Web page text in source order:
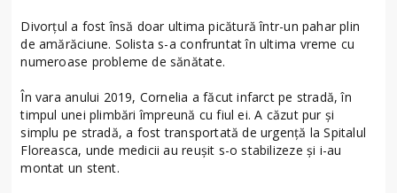
Divorțul a fost însă doar ultima picătură într-un pahar plin
de amărăciune. Solista s-a confruntat în ultima vreme cu
numeroase probleme de sănătate.
În vara anului 2019, Cornelia a făcut infarct pe stradă, în
timpul unei plimbări împreună cu fiul ei. A căzut pur și
simplu pe stradă, a fost transportată de urgență la Spitalul
Floreasca, unde medicii au reușit s-o stabilizeze și i-au
montat un stent.